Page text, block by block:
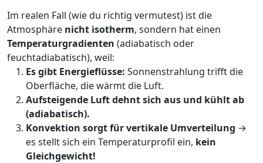
Im realen Fall (wie du richtig vermutest) ist die
Atmosphäre nicht isotherm, sondern hat einen
Temperaturgradienten (adiabatisch oder
feuchtadiabatisch), weil:
Es gibt Energieflüsse: Sonnenstrahlung trifft die
Oberfläche, die wärmt die Luft.
Aufsteigende Luft dehnt sich aus und kühlt ab
(adiabatisch).
Konvektion sorgt für vertikale Umverteilung →
es stellt sich ein Temperaturprofil ein, kein
Gleichgewicht!